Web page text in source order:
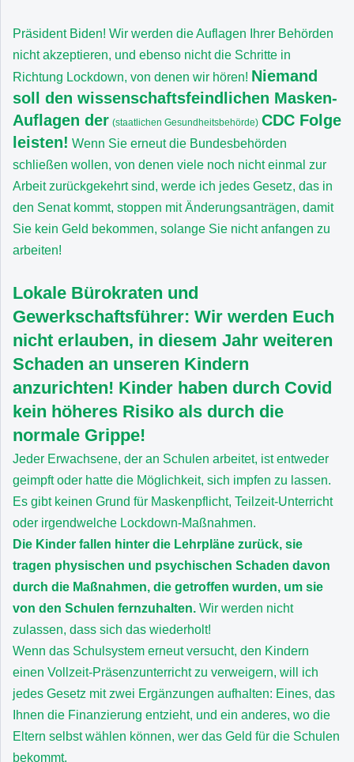
Präsident Biden! Wir werden die Auflagen Ihrer Behörden
nicht akzeptieren, und ebenso nicht die Schritte in
Richtung Lockdown, von denen wir hören! Niemand
soll den wissenschaftsfeindlichen Masken-
Auflagen der (staatlichen Gesundheitsbehörde) CDC Folge
leisten! Wenn Sie erneut die Bundesbehörden
schließen wollen, von denen viele noch nicht einmal zur
Arbeit zurückgekehrt sind, werde ich jedes Gesetz, das in
den Senat kommt, stoppen mit Änderungsanträgen, damit
Sie kein Geld bekommen, solange Sie nicht anfangen zu
arbeiten!
Lokale Bürokraten und
Gewerkschaftsführer: Wir werden Euch
nicht erlauben, in diesem Jahr weiteren
Schaden an unseren Kindern
anzurichten! Kinder haben durch Covid
kein höheres Risiko als durch die
normale Grippe!
Jeder Erwachsene, der an Schulen arbeitet, ist entweder
geimpft oder hatte die Möglichkeit, sich impfen zu lassen.
Es gibt keinen Grund für Maskenpflicht, Teilzeit-Unterricht
oder irgendwelche Lockdown-Maßnahmen.
Die Kinder fallen hinter die Lehrpläne zurück, sie
tragen physischen und psychischen Schaden davon
durch die Maßnahmen, die getroffen wurden, um sie
von den Schulen fernzuhalten. Wir werden nicht
zulassen, dass sich das wiederholt!
Wenn das Schulsystem erneut versucht, den Kindern
einen Vollzeit-Präsenzunterricht zu verweigern, will ich
jedes Gesetz mit zwei Ergänzungen aufhalten: Eines, das
Ihnen die Finanzierung entzieht, und ein anderes, wo die
Eltern selbst wählen können, wer das Geld für die Schulen
bekommt.